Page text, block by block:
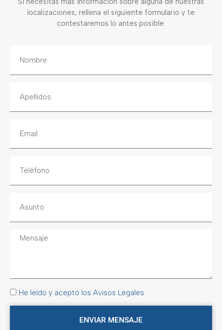
localizaciones, rellena el siguiente formulario y te
contestaremos lo antes posible.
He leído y acepto los Avisos Legales
ENVIAR MENSAJE